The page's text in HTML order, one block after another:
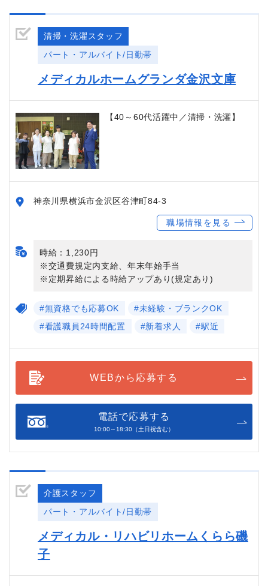
清掃・洗濯スタッフ
パート・アルバイト/日勤帯
メディカルホームグランダ金沢文庫
【40～60代活躍中／清掃・洗濯】
神奈川県横浜市金沢区谷津町84-3
職場情報を見る
時給：1,230円
※交通費規定内支給、年末年始手当
※定期昇給による時給アップあり(規定あり)
#無資格でも応募OK
#未経験・ブランクOK
#看護職員24時間配置
#新着求人 #駅近
WEBから応募する
電話で応募する
10:00～18:30（土日祝含む）
介護スタッフ
パート・アルバイト/日勤帯
メディカル・リハビリホームくらら磯
子